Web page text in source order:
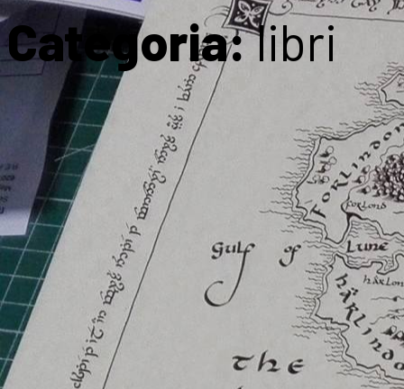
Categoria:libri